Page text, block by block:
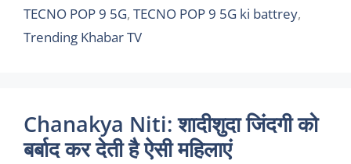
TECNO POP 9 5G, TECNO POP 9 5G ki battrey,
Trending Khabar TV
Chanakya Niti: शादीशुदा जिंदगी को
बर्बाद कर देती है ऐसी महिलाएं